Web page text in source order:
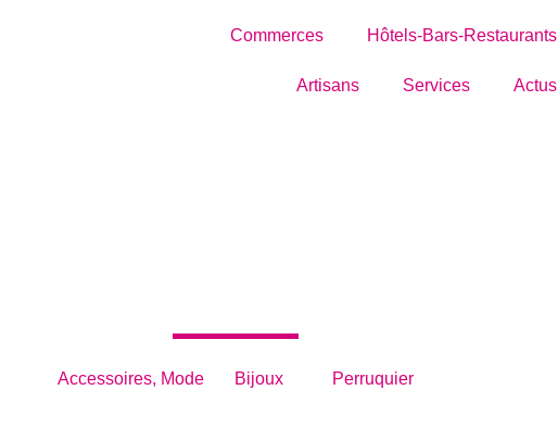
Commerces Hôtels-Bars-Restaurants
Artisans Services Actus
Accessoires, Mode Bijoux Perruquier